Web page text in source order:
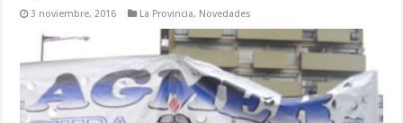
3 noviembre, 2016 La Provincia, Novedades